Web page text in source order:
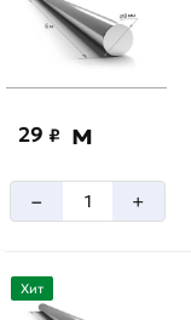
29 ₽ м
– +
Хит